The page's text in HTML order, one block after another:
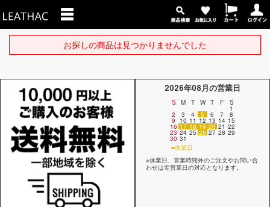
お探しの商品は見つかりませんでした
2026年08月の営業日
S M T W T F S
1
2 3 4 5 6 7 8
9 10 11 12 13 14 15
16 17 18 19 20 21 22
23 24 25 26 27 28 29
30 31
■休業日
※休業日、営業時間外のご注文やお問い合
わせは翌営業日の対応となります。